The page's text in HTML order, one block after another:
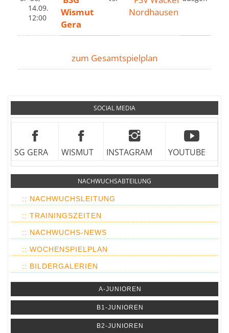
14.09.
12:00
Wismut
Gera
Nordhausen
zum Gesamtspielplan
SOCIAL MEDIA
SG GERA WISMUT INSTAGRAM YOUTUBE
NACHWUCHSABTEILUNG
:: NACHWUCHSLEITUNG
:: TRAININGSZEITEN
:: NACHWUCHS-NEWS
:: WOCHENSPIELPLAN
:: BILDERGALERIEN
A-JUNIOREN
B1-JUNIOREN
B2-JUNIOREN